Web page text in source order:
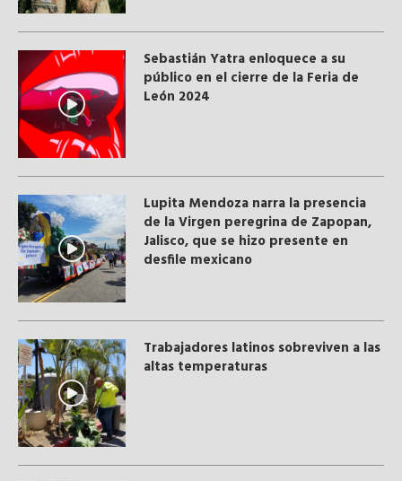
Sebastián Yatra enloquece a su
público en el cierre de la Feria de
León 2024
Lupita Mendoza narra la presencia
de la Virgen peregrina de Zapopan,
Jalisco, que se hizo presente en
desfile mexicano
Trabajadores latinos sobreviven a las
altas temperaturas